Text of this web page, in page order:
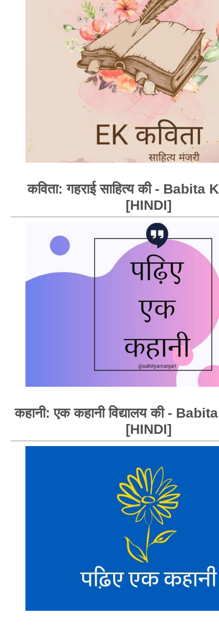
कविता: गहराई साहित्य की - Babita
[HINDI]
कहानी: एक कहानी विद्यालय की -
[HINDI]